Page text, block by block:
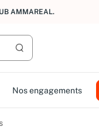
AMMAREAL.
Lancer la recherche
Nos engagements